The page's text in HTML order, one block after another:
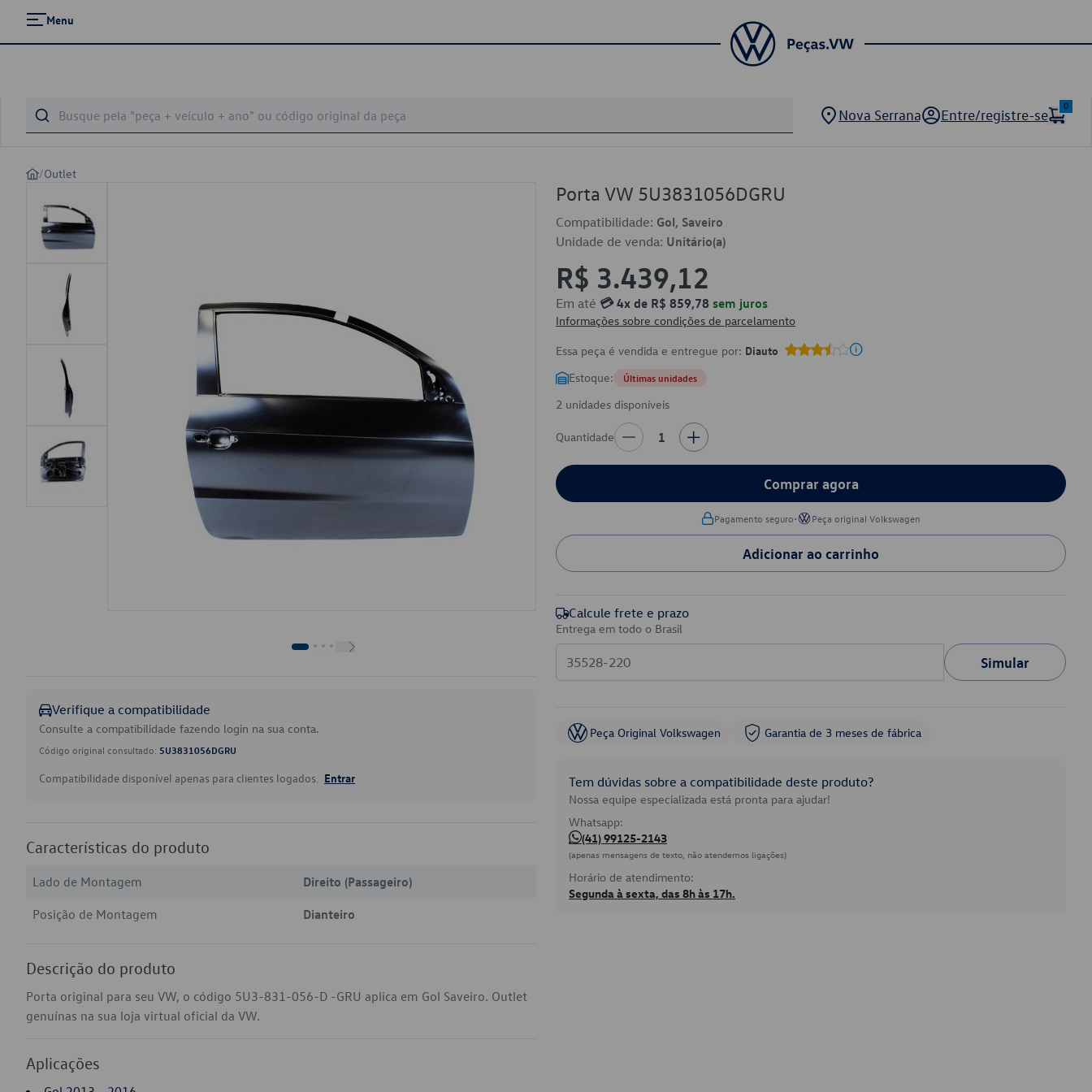
Menu
Nova Serrana Entre/registre-se
0
/Outlet
Verifique a compatibilidade
Consulte a compatibilidade fazendo login na sua conta.
Código original consultado: 5U3831056DGRU
Compatibilidade disponível apenas para clientes logados. Entrar
Características do produto
Lado de Montagem
Direito (Passageiro)
Posição de Montagem
Dianteiro
Descrição do produto
Porta original para seu VW, o código 5U3-831-056-D -GRU aplica em Gol Saveiro. Outlet
genuínas na sua loja virtual oficial da VW.
Aplicações
Porta VW 5U3831056DGRU
Compatibilidade: Gol, Saveiro
Unidade de venda: Unitário(a)
R$ 3.439,12
Em até 💳 4x de R$ 859,78 sem juros
Informações sobre condições de parcelamento
Essa peça é vendida e entregue por: Diauto
Estoque: Últimas unidades
2 unidades disponíveis
Quantidade 1
Comprar agora
Pagamento seguro• Peça original Volkswagen
Adicionar ao carrinho
Calcule frete e prazo
Entrega em todo o Brasil
Simular
Peça Original Volkswagen Garantia de 3 meses de fábrica
Tem dúvidas sobre a compatibilidade deste produto?
Nossa equipe especializada está pronta para ajudar!
Whatsapp:
(41) 99125-2143
(apenas mensagens de texto, não atendemos ligações)
Horário de atendimento:
Segunda à sexta, das 8h às 17h.